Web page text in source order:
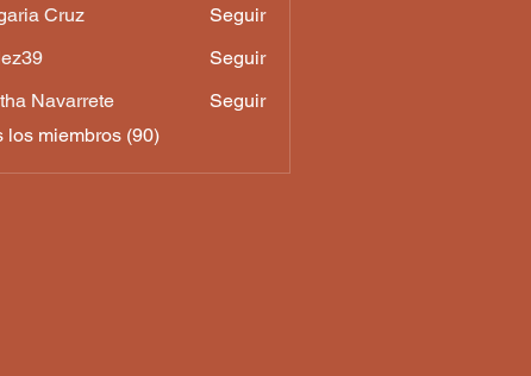
Cruz Seguir
Seguir
Navarrete
Seguir
los miembros (90)